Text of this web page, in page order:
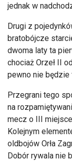
jednak w
Drugi z
bratobójcze
dwoma laty ta
chociaż Orzeł II
pewno nie będzie
Przegrani tego
na
mecz o III
Kolejnym
oldbojów Orła
Dobór rywala nie